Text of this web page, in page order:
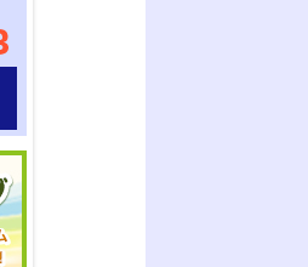
053-253-7862